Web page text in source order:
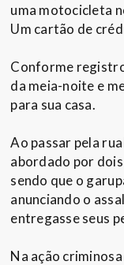
uma motocicleta
Um cartão de
Conforme
da meia-noite e
para sua casa.
Ao passar pela
abordado por
sendo que o
anunciando o
entregasse seus
Na ação